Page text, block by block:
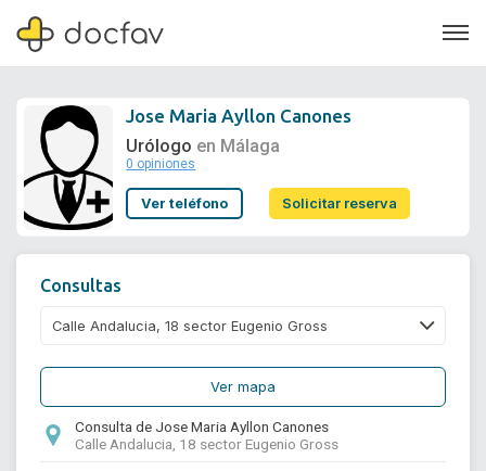
Soporte
Jose Maria Ayllon Canones
Urólogo en Málaga
0 opiniones
Ver teléfono Solicitar reserva
Consultas
Ver mapa
Consulta de Jose Maria Ayllon Canones
Calle Andalucia, 18 sector Eugenio Gross